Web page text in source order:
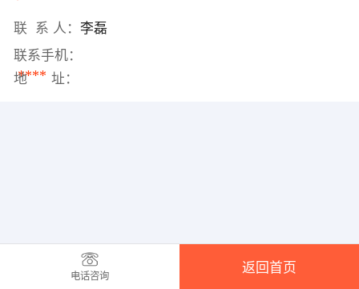
联 系 人： 李磊
联系手机：
****
地 址：
电话咨询
返回首页